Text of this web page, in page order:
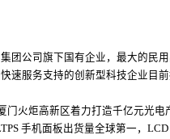
团公司旗下国有企业，最大的民
速服务支持的创新型科技企业目
门火炬高新区着力打造千亿元光电
手机面板出货量全球第一，